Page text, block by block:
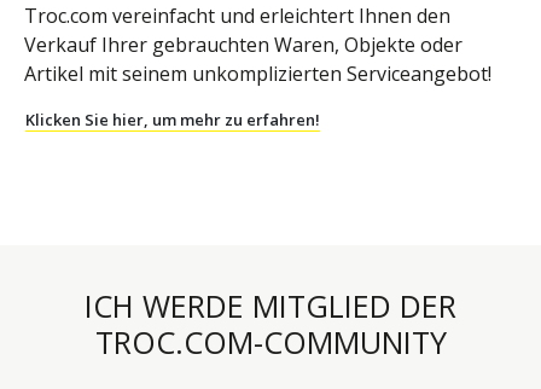
Troc.com vereinfacht und erleichtert Ihnen den
Verkauf Ihrer gebrauchten Waren, Objekte oder
Artikel mit seinem unkomplizierten Serviceangebot!
Klicken Sie hier, um mehr zu erfahren!
ICH WERDE MITGLIED DER
TROC.COM-COMMUNITY